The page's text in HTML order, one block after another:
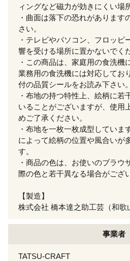
ィングなど磁力が効きにくい場
・曲面は落下の恐れがあります
さい。
・テレビやパソコン、フロッピ
響を受ける場所に置かないでく
・この商品は、家庭用の食洗機
業務用の食洗機には対応してお
付の品質シールをお読み下さい。
・布地の持つ特性上、絵柄に若
いることがございますが、使用
めご了承ください。
・布地を一枚一枚成型していま
によって絵柄の位置や風合いが
す。
・商品の色は、お使いのブラウ
際の色と若干異なる場合がござ
【製造】
株式会社 橋本達之助工芸（和歌
事業者
TATSU-CRAFT